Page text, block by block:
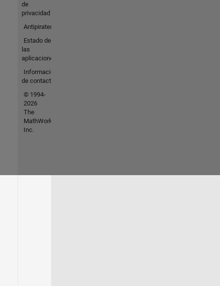
de
privacidad
Antipiratería
Estado de
las
aplicaciones
Información
de contacto
© 1994-
2026
The
MathWorks,
Inc.